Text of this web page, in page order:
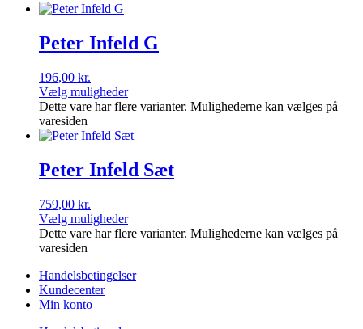
Peter Infeld G
196,00 kr.
Vælg muligheder
Dette vare har flere varianter. Mulighederne kan vælges på
varesiden
Peter Infeld Sæt
759,00 kr.
Vælg muligheder
Dette vare har flere varianter. Mulighederne kan vælges på
varesiden
Handelsbetingelser
Kundecenter
Min konto